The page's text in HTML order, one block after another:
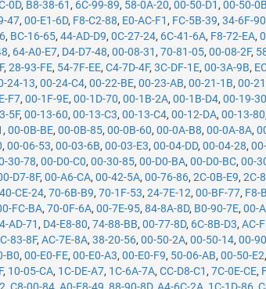
0D, B8-38-61 , 6C-99-89, 58-0A-20,00-50-D1 ,00-50-0B
47,00-E1-6D, F8-C2-88, E0-AC-F1 , FC-5B-39,34-6F-90
, BC-16-65,44-AD-D9,0C-27-24, 6C-41-6A, F8-72-EA,
, 64-A0-E7, D4-D7-48,00-08-31 ,70-81-05,00-08-2F,
,28-93-FE, 54-7F-EE,C4-7D-4F,3C-DF-1E,00-3A-9B,
24-13,00-24-C4,00-22-BE,00-23-AB,00-21-1B,00-
F7,00-1F-9E,00-1D-70,00-1B-2A,00-1B-D4,00-19-30
5F,00-13-60,00-13-C3,00-13-C4,00-12-DA,00-13-80
,00-0B-BE,00-0B-85,00-0B-60,00-0A-B8,00-0A-8A,
,00-06-53,00-03-6B,00-03-E3,00-04-DD,00-04-28,
30-78,00-D0-C0,00-30-85,00-D0-BA,00-D0-BC,00-
D7-8F,00-A6-CA,00-42-5A,00-76-86,2C-0B-E9,2C-
40-CE-24,70-6B-B9,70-1F-53,24-7E-12,00-BF-77, F8-
FC-BA,70-0F-6A,00-7E-95,84-8A-8D, B0-90-7E,00-
AD-71 , D4-E8-80,74-88-BB,00-77-8D, 6C-8B-D3,AC-
83-8F,AC-7E-8A,38-20-56,00-50-2A,00-50-14,00-
B0,00-E0-FE,00-E0-A3,00-E0-F9, 50-06-AB,00-50-E2
, 10-05-CA, 1C-DE-A7, 1C-6A-7A,CC-D8-C1 ,7C-0E-CE,